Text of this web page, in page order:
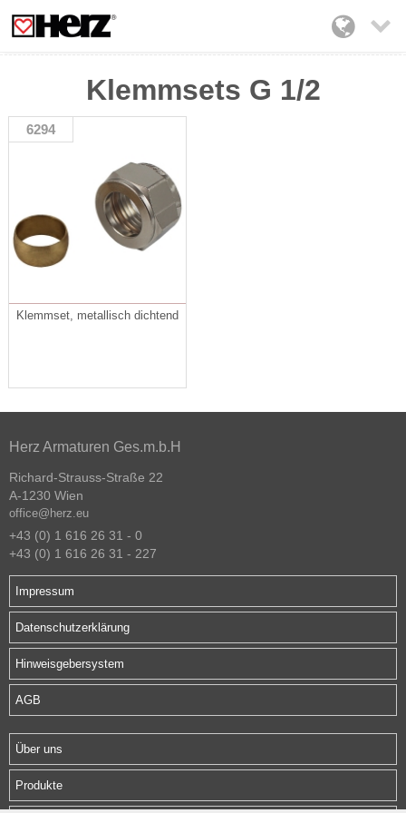

Klemmsets G 1/2
6294
Klemmset, metallisch dichtend
Herz Armaturen Ges.m.b.H
Richard-Strauss-Straße 22
A-1230 Wien
office@herz.eu
+43 (0) 1 616 26 31 - 0
+43 (0) 1 616 26 31 - 227
Impressum
Datenschutzerklärung
Hinweisgebersystem
AGB
Über uns
Produkte